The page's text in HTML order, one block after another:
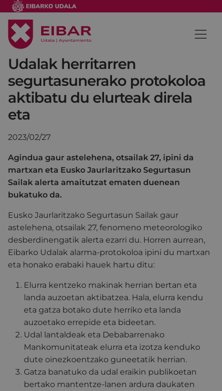
Udalak herritarren
segurtasunerako protokoloa
aktibatu du elurteak direla
eta
2023/02/27
Agindua gaur astelehena, otsailak 27, ipini da
martxan eta Eusko Jaurlaritzako Segurtasun
Sailak alerta amaitutzat ematen duenean
bukatuko da.
Eusko Jaurlaritzako Segurtasun Sailak gaur
astelehena, otsailak 27, fenomeno meteorologiko
desberdinengatik alerta ezarri du. Horren aurrean,
Eibarko Udalak alarma-protokoloa ipini du martxan
eta honako erabaki hauek hartu ditu:
Elurra kentzeko makinak herrian bertan eta
landa auzoetan aktibatzea. Hala, elurra kendu
eta gatza botako dute herriko eta landa
auzoetako errepide eta bideetan.
Udal lantaldeak eta Debabarrenako
Mankomunitateak elurra eta izotza kenduko
dute oinezkoentzako guneetatik herrian.
Gatza banatuko da udal eraikin publikoetan
bertako mantentze-lanen ardura daukaten